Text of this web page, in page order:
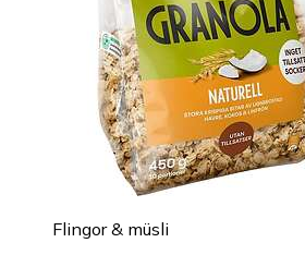
Flingor & müsli